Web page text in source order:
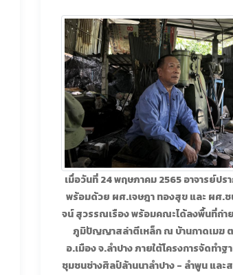
เมื่อวันที่ 24 พฤษภาคม 2565 อาจารย์ปรา
พร้อมด้วย ผศ.เจษฎา ทองสุข และ ผศ.
จน์ สุวรรณเรือง พร้อมคณะได้ลงพื้นที่ถ่า
ภูมิปัญญาสล่าตีเหล็ก ณ บ้านกาดเมฆ
อ.เมือง จ.ลำปาง ภายใต้โครงการจัดทำ
ชุมชนช่างศิลป์ล้านนาลำปาง - ลำพูน และ